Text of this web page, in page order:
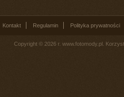
Kontakt Regulamin Polityka prywatności
Copyright © 2026 r. www.fotomody.pl.